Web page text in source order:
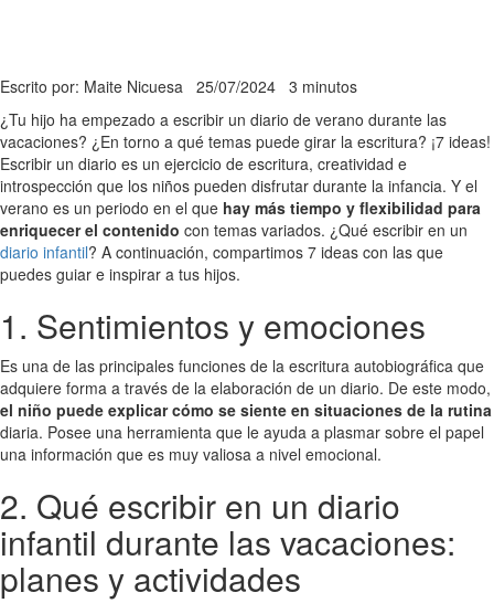
Escrito por: Maite Nicuesa 25/07/2024 3 minutos
¿Tu hijo ha empezado a escribir un diario de verano durante las
vacaciones? ¿En torno a qué temas puede girar la escritura? ¡7 ideas!
Escribir un diario es un ejercicio de escritura, creatividad e
introspección que los niños pueden disfrutar durante la infancia. Y el
verano es un periodo en el que hay más tiempo y flexibilidad para
enriquecer el contenido con temas variados. ¿Qué escribir en un
diario infantil? A continuación, compartimos 7 ideas con las que
puedes guiar e inspirar a tus hijos.
1. Sentimientos y emociones
Es una de las principales funciones de la escritura autobiográfica que
adquiere forma a través de la elaboración de un diario. De este modo,
el niño puede explicar cómo se siente en situaciones de la rutina
diaria. Posee una herramienta que le ayuda a plasmar sobre el papel
una información que es muy valiosa a nivel emocional.
2. Qué escribir en un diario
infantil durante las vacaciones:
planes y actividades